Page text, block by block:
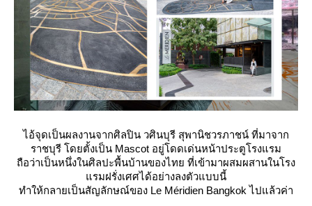
ไอ้จุดเป็นผลงานจากศิลปิน วศินบุรี สุพานิชวรภาชน์ ที่มาจาก
ราชบุรี โดยตั้งเป็น Mascot อยู่โดดเด่นหน้าประตูโรงแรม
ถือว่าเป็นหนึ่งในศิลปะพื้นบ้านของไทย ที่เข้ามาผสมผสานในโรง
รมฝรั่งเศศได้อย่างลงตัวแบบนี้
ทำให้กลายเป็นสัญลักษณ์ของ Le Méridien Bangkok ไปแล้วค่า